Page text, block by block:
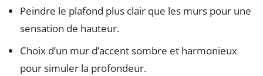
Peindre le plafond plus clair que les murs pour une
sensation de hauteur.
Choix d’un mur d’accent sombre et harmonieux
pour simuler la profondeur.